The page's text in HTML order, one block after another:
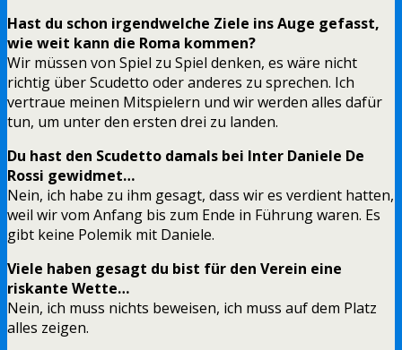
Hast du schon irgendwelche Ziele ins Auge gefasst,
wie weit kann die Roma kommen?
Wir müssen von Spiel zu Spiel denken, es wäre nicht
richtig über Scudetto oder anderes zu sprechen. Ich
vertraue meinen Mitspielern und wir werden alles dafür
tun, um unter den ersten drei zu landen.
Du hast den Scudetto damals bei Inter Daniele De
Rossi gewidmet…
Nein, ich habe zu ihm gesagt, dass wir es verdient hatten,
weil wir vom Anfang bis zum Ende in Führung waren. Es
gibt keine Polemik mit Daniele.
Viele haben gesagt du bist für den Verein eine
riskante Wette…
Nein, ich muss nichts beweisen, ich muss auf dem Platz
alles zeigen.